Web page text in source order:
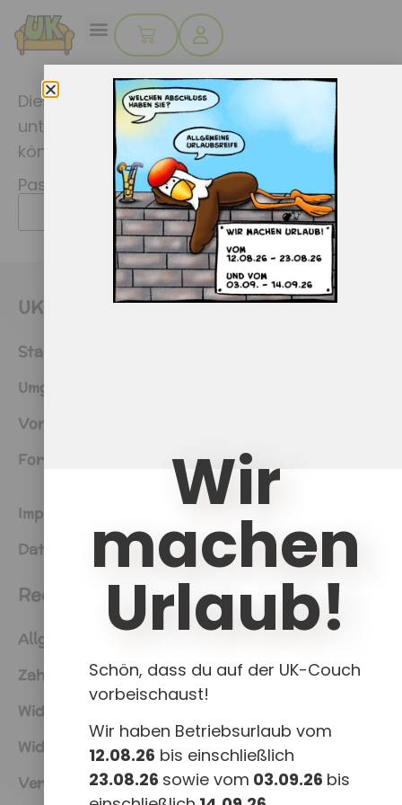
Dieser Inhalt ist passwortgeschützt. Bitte gib
unten das Passwort ein, um ihn anzeigen zu
können.
Passwort:
UKCouch - Fortbildungen
Startseite
Umgang mit herausforderndem Verhalten
Von Sand bis Starwars
Fortbildungen Katalog Download
Impressum
Datenschutz
Rechtliches
Allgemeine Geschäftsbedingungen
Zahlungsweisen
Widerruf für digitale Inhalte
Widerruf
Versand & Lieferung
Wir
machen
Urlaub!
Schön, dass du auf der UK-Couch
vorbeischaust!
Wir haben Betriebsurlaub vom
12.08.26 bis einschließlich
23.08.26 sowie vom 03.09.26 bis